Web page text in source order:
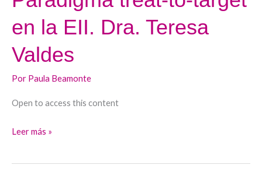
en la EII. Dra. Teresa
Valdes
Por Paula Beamonte
Open to access this content
treat-
to-
en
Dra.
Valdes
Leer más »